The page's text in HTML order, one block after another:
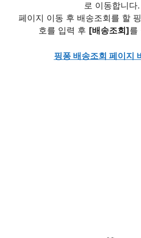
로 이동합니다.
페이지 이동 후 배송조회를 할
호를 입력 후 [배송조회]를
핑퐁 배송조회 페이지